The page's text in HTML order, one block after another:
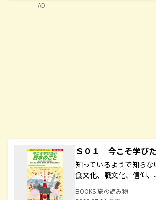
Ｓ０１ 今こそ学び
知っているようで知ら
食文化、職文化、信仰
BOOKS 旅の読み物
AD